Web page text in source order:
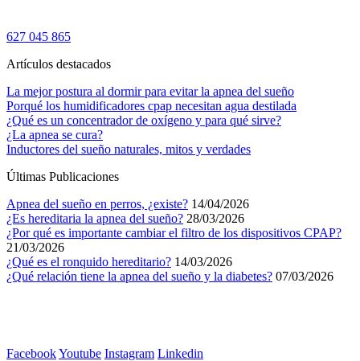
627 045 865
Artículos destacados
La mejor postura al dormir para evitar la apnea del sueño
Porqué los humidificadores cpap necesitan agua destilada
¿Qué es un concentrador de oxígeno y para qué sirve?
¿La apnea se cura?
Inductores del sueño naturales, mitos y verdades
Últimas Publicaciones
Apnea del sueño en perros, ¿existe? 14/04/2026
¿Es hereditaria la apnea del sueño? 28/03/2026
¿Por qué es importante cambiar el filtro de los dispositivos CPAP?
21/03/2026
¿Qué es el ronquido hereditario? 14/03/2026
¿Qué relación tiene la apnea del sueño y la diabetes? 07/03/2026
FacebookYoutube Instagram Linkedin